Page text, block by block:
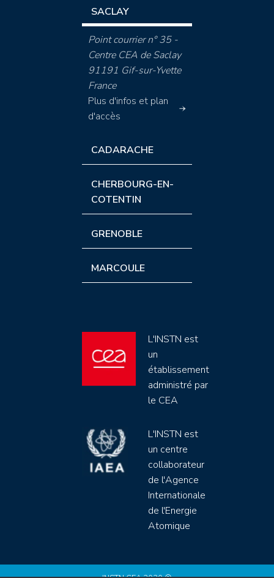
SACLAY
Point courrier n° 35 -
Centre CEA de Saclay
91191 Gif-sur-Yvette
France
Plus d'infos et plan
d'accès
CADARACHE
CHERBOURG-EN-
COTENTIN
GRENOBLE
MARCOULE
L'INSTN est
un
établissement
administré par
le CEA
L'INSTN est
un centre
collaborateur
de l'Agence
Internationale
de l'Energie
Atomique